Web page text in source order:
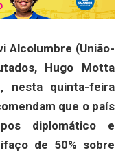
Alcolumbre (União-
Hugo Motta
nesta quinta-feira
que o país
diplomático e
de 50% sobre